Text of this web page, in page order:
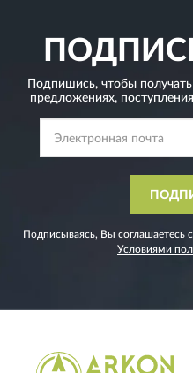
Подпишись, чтобы
предложениях,
Подписываясь, Вы соглашаетесь с
Условиями